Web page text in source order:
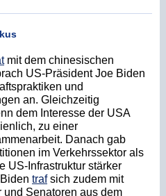
mit dem chinesischen
US-Präsident Joe Biden
und
an. Gleichzeitig
dem Interesse der USA
zu einer
Danach gab
im Verkehrssektor als
US-Infrastruktur stärker
trafsich zudem mit
Senatoren aus dem